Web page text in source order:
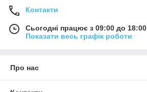
Контакти
Сьогодні працює з 09:00 до 18:00
Показати весь графік роботи
Про нас